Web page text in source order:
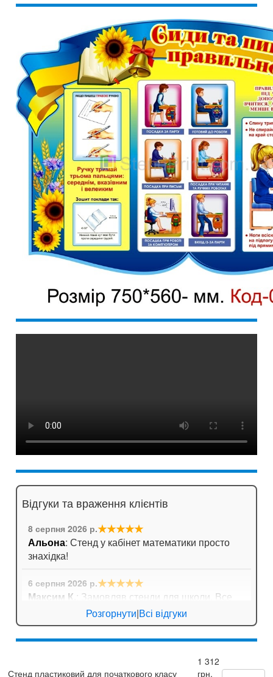
Відгуки та враження клієнтів
8 серпня 2026 р.★★★★★
Альона: Стенд у кабінет математики просто
знахідка!
6 серпня 2026 р.★★★★★
Максим К. : Замовляв стенди для школи. Все
приїхало дуже оперативно, навіть не довелося
довго чекати!
: Довго шукали плакати з
Розгорнути|Всі відгуки
Стенд пластиковий для початкового класу
1 312
грн.